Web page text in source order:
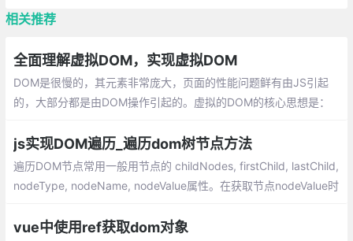
相关推荐
全面理解虚拟DOM，实现虚拟DOM
DOM是很慢的，其元素非常庞大，页面的性能问题鲜有由JS引起
的，大部分都是由DOM操作引起的。虚拟的DOM的核心思想是：
M操作。
js实现DOM遍历_遍历dom树节点方法
遍历DOM节点常用一般用节点的 childNodes, firstChild, lastChild,
nodeType, nodeName, nodeValue属性。在获取节点nodeValue时
的内容。
vue中使用ref获取dom对象